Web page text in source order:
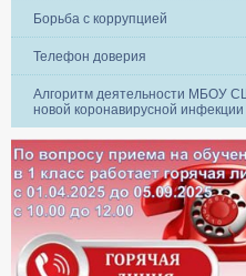
Борьба с коррупцией
Телефон доверия
Алгоритм деятельности МБОУ
новой коронавирусной инфекции